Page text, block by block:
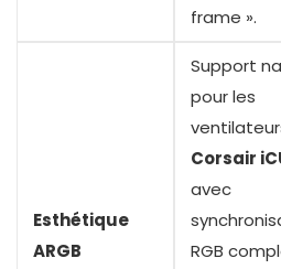
frame ».
Esthétique
ARGB
Support
pour les
Corsair
avec
RGB